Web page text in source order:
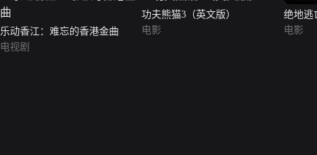
乐动香江：难忘的香港金曲
电视剧
功夫熊猫3（英文版）
电影
绝地逃
电影